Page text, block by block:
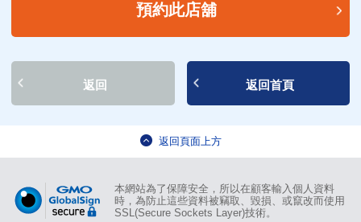
預約此店舖
返回 返回首頁
返回頁面上方
本網站為了保障安全，所以在顧客輸入個人資料
時，為防止這些資料被竊取、毀損、或竄改而使用
SSL(Secure Sockets Layer)技術。